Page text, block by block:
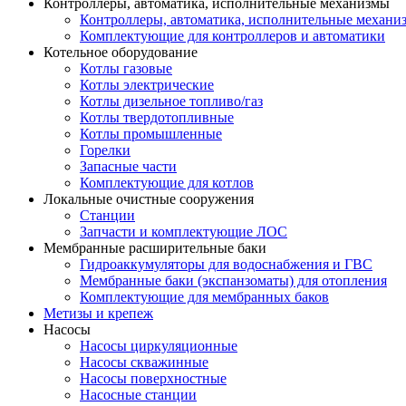
Контроллеры, автоматика, исполнительные механизмы
Контроллеры, автоматика, исполнительные
Комплектующие для контроллеров и автоматики
Котельное оборудование
Котлы газовые
Котлы электрические
Котлы дизельное топливо/газ
Котлы твердотопливные
Котлы промышленные
Горелки
Запасные части
Комплектующие для котлов
Локальные очистные сооружения
Станции
Запчасти и комплектующие ЛОС
Мембранные расширительные баки
Гидроаккумуляторы для водоснабжения и ГВС
Мембранные баки (экспанзоматы) для отопления
Комплектующие для мембранных баков
Метизы и крепеж
Насосы
Насосы циркуляционные
Насосы скважинные
Насосы поверхностные
Насосные станции